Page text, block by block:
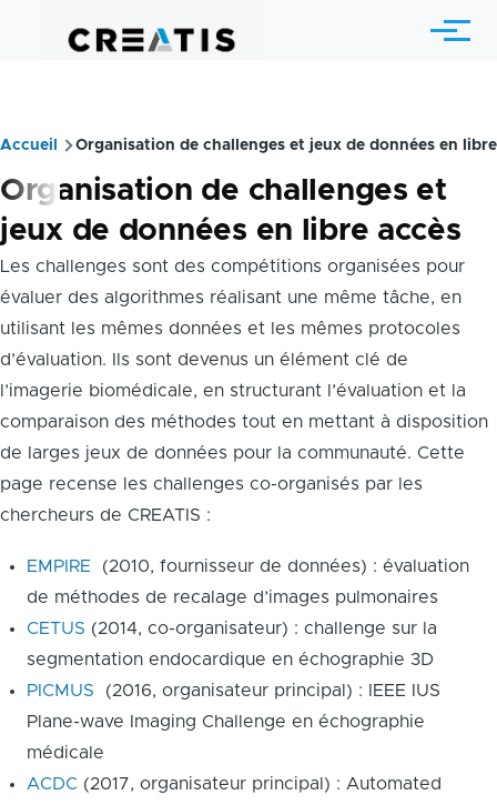
Menu
Fil
d'Ariane
Accueil Organisation de challenges et jeux de données en
Organisation de challenges et
jeux de données en libre accès
Les challenges sont des compétitions organisées pour
évaluer des algorithmes réalisant une même tâche, en
utilisant les mêmes données et les mêmes protocoles
d’évaluation. Ils sont devenus un élément clé de
l’imagerie biomédicale, en structurant l’évaluation et la
comparaison des méthodes tout en mettant à disposition
de larges jeux de données pour la communauté. Cette
page recense les challenges co-organisés par les
chercheurs de CREATIS :
EMPIRE (2010, fournisseur de données) : évaluation
de méthodes de recalage d’images pulmonaires
CETUS (2014, co-organisateur) : challenge sur la
segmentation endocardique en échographie 3D
PICMUS (2016, organisateur principal) : IEEE IUS
Plane-wave Imaging Challenge en échographie
médicale
ACDC (2017, organisateur principal) : Automated